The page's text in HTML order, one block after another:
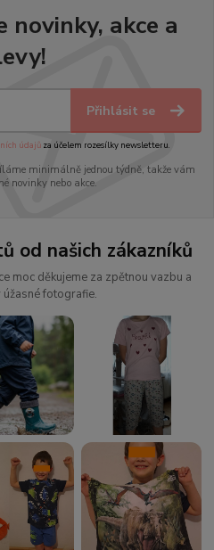
novinky, akce a
Přihlásit se
údajůza účelem rozesílky newsletteru.
minimálně jednou týdně, takže vám
novinky nebo akce.
od našich zákazníků
moc děkujeme za zpětnou vazbu a
úžasné fotografie.